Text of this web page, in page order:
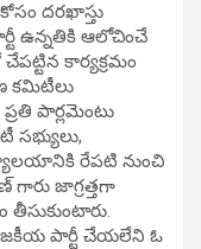
దరఖాస్తు
ఉన్నతికి ఆలోచించే
కార్యక్రమం
కమిటీలు
పార్లమెంటు
రేపటి నుంచి
గారు జాగ్రత్తగా
పార్టీ చేయలేని ఓ